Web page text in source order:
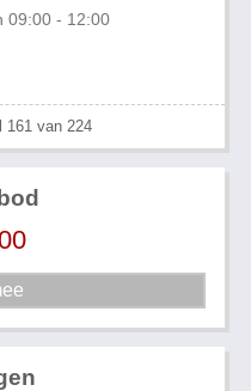
09:00 - 12:00
161 van 224